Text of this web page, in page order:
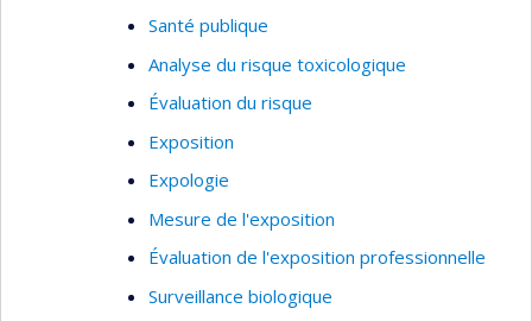
Santé publique
Analyse du risque toxicologique
Évaluation du risque
Exposition
Expologie
Mesure de l'exposition
Évaluation de l'exposition professionnelle
Surveillance biologique